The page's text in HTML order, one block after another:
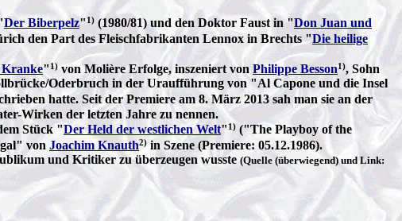
Der Biberpelz"1) (1980/81) und den Doktor Faust in "Don Juan und
den Part des Fleischfabrikanten Lennox in Brechts "Die heilige
Kranke" 1) von Molière Erfolge, inszeniert von Philippe Besson1), Sohn
Oderbruch in der Uraufführung von "Al Capone und die Insel
hatte. Seit der Premiere am 8. März 2013 sah man sie an der
Wirken der letzten Jahre zu nennen.
Stück "Der Held der westlichen Welt" 1) ("The Playboy of the
von Joachim Knauth2) in Szene (Premiere: 05.12.1986).
und Kritiker zu überzeugen wusste (Quelle (überwiegend) und Link: